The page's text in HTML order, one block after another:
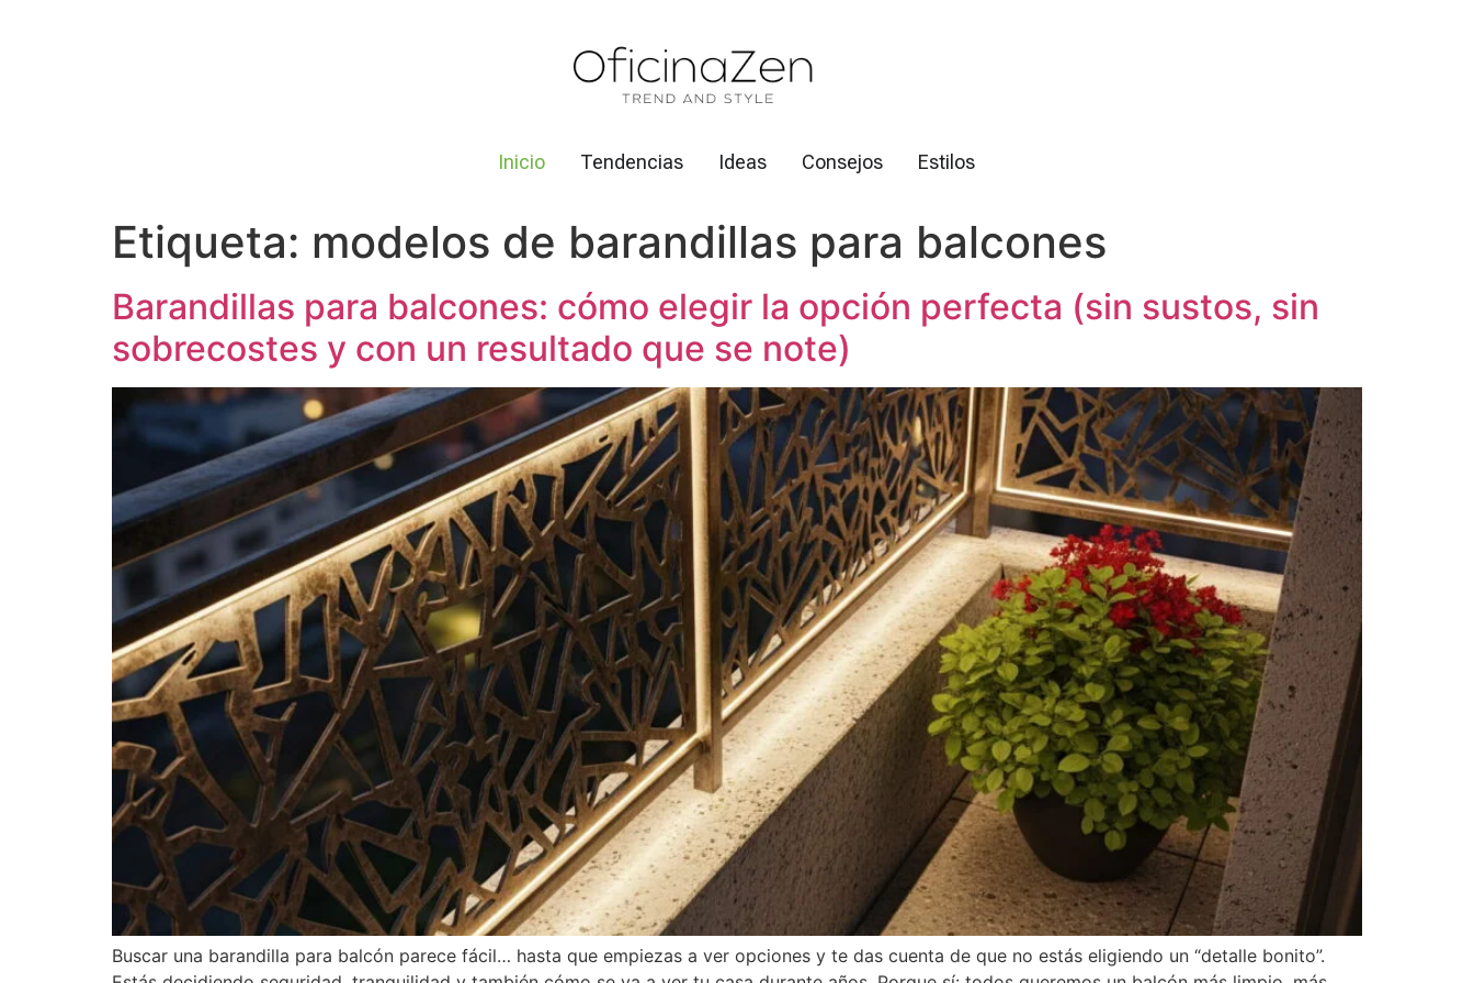
Inicio Tendencias Ideas Consejos Estilos
Etiqueta: modelos de barandillas para balcones
Barandillas para balcones: cómo elegir la opción perfecta (sin sustos, sin
sobrecostes y con un resultado que se note)
Buscar una barandilla para balcón parece fácil… hasta que empiezas a ver opciones y te das cuenta de que no estás eligiendo un “detalle bonito”.